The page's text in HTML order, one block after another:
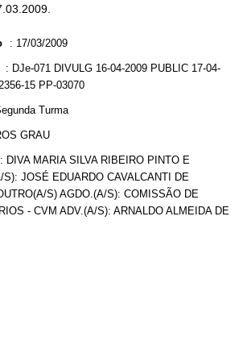
: 17/03/2009
: DJe-071 DIVULG 16-04-2009 PUBLIC 17-04-
15 PP-03070
Turma
GRAU
DIVA MARIA SILVA RIBEIRO PINTO E
S): JOSÉ EDUARDO CAVALCANTI DE
S) AGDO.(A/S): COMISSÃO DE
- CVM ADV.(A/S): ARNALDO ALMEIDA DE